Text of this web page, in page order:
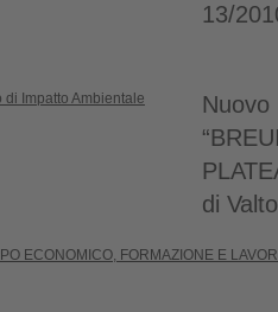
13/
Impatto Ambientale
Nuovo
di
ECONOMICO, FORMAZIONE E